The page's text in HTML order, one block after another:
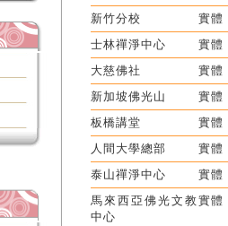
新竹分校
實體
士林禪淨中心
實體
大慈佛社
實體
新加坡佛光山
實體
板橋講堂
實體
人間大學總部
實體
泰山禪淨中心
實體
馬來西亞佛光文教
中心
實體